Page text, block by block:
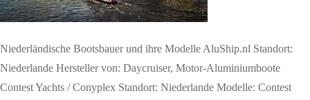
Niederländische Bootsbauer und ihre Modelle AluShip.nl Standort:
Niederlande Hersteller von: Daycruiser, Motor-Aluminiumboote
Contest Yachts / Conyplex Standort: Niederlande Modelle: Contest